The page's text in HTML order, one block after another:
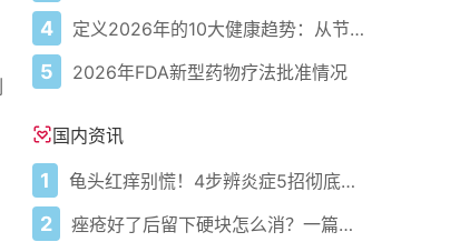
4 定义2026年的10大健康趋势：从节律健康到冷热交替疗法
5 2026年FDA新型药物疗法批准情况
国内资讯
1 龟头红痒别慌！4步辨炎症5招彻底防复发
2 痤疮好了后留下硬块怎么消？一篇给你讲明白！